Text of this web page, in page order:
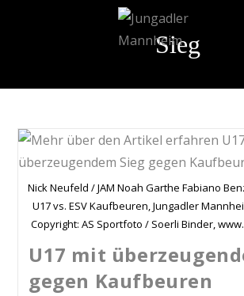
Sieg
Nick Neufeld / JAM Noah Garthe Fabiano
U17 vs. ESV Kaufbeuren, Jungadler
Copyright: AS Sportfoto / Soerli Binder,
U17 mit
gegen Kaufbeuren